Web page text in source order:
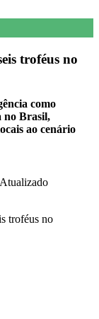
troféus no
como
no Brasil,
ao cenário
Atualizado